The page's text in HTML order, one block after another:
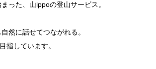
った、山ippoの登山サービス。
然に話せてつながれる。
指しています。